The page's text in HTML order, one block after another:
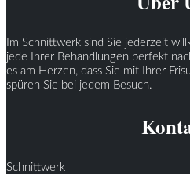
Im Schnittwerk sind Sie jederzeit
jede Ihrer Behandlungen perfekt
es am Herzen, dass Sie mit Ihrer
spüren Sie bei jedem Besuch.
Schnittwerk